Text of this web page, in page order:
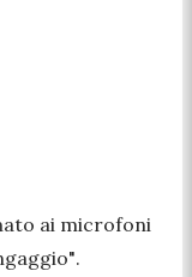
ai microfoni
.